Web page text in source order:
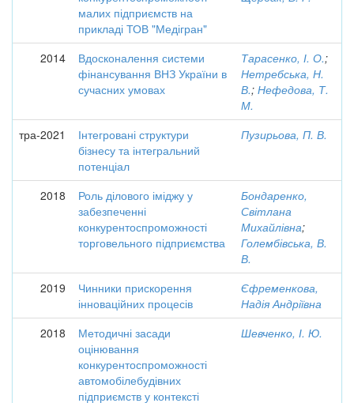
малих підприємств на
прикладі ТОВ "Медігран"
2014
Вдосконалення системи
фінансування ВНЗ України в
сучасних умовах
Тарасенко, І. О.;
Нетребська, Н.
В.; Нефедова, Т.
М.
тра-2021
Інтегровані структури
бізнесу та інтегральний
потенціал
Пузирьова, П. В.
2018
Роль ділового іміджу у
забезпеченні
конкурентоспроможності
торговельного підприємства
Бондаренко,
Світлана
Михайлівна;
Голембівська, В.
В.
2019
Чинники прискорення
інноваційних процесів
Єфременкова,
Надія Андріївна
2018
Методичні засади
оцінювання
конкурентоспроможності
автомобілебудівних
підприємств у контексті
Шевченко, І. Ю.